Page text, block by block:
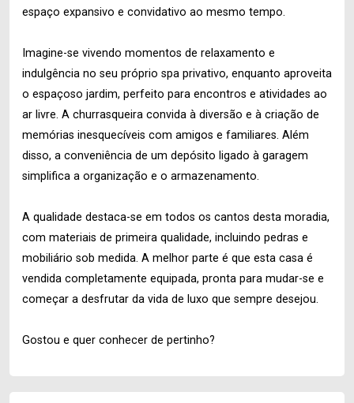
espaço expansivo e convidativo ao mesmo tempo.
Imagine-se vivendo momentos de relaxamento e
indulgência no seu próprio spa privativo, enquanto aproveita
o espaçoso jardim, perfeito para encontros e atividades ao
ar livre. A churrasqueira convida à diversão e à criação de
memórias inesquecíveis com amigos e familiares. Além
disso, a conveniência de um depósito ligado à garagem
simplifica a organização e o armazenamento.
A qualidade destaca-se em todos os cantos desta moradia,
com materiais de primeira qualidade, incluindo pedras e
mobiliário sob medida. A melhor parte é que esta casa é
vendida completamente equipada, pronta para mudar-se e
começar a desfrutar da vida de luxo que sempre desejou.
Gostou e quer conhecer de pertinho?